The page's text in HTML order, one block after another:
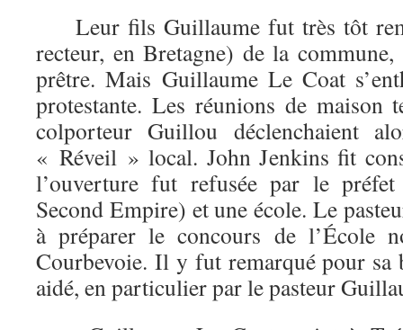
Leur fils Guillaume fut très tôt
recteur, en Bretagne) de la
prêtre. Mais Guillaume Le Coat
protestante. Les réunions de maison
colporteur Guillou déclenchaient
« Réveil » local. John Jenkins fit
l’ouverture fut refusée par le
Second Empire) et une école. Le
à préparer le concours de l’École
Courbevoie. Il y fut remarqué pour sa
aidé, en particulier par le pasteur